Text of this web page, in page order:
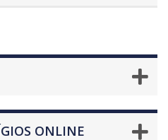
ONLINE